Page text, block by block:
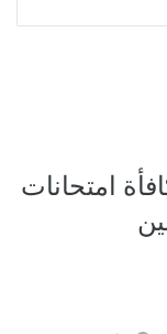
امتحانات